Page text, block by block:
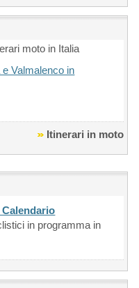
moto in Italia
e Valmalenco in
Itinerari in moto
in programma in